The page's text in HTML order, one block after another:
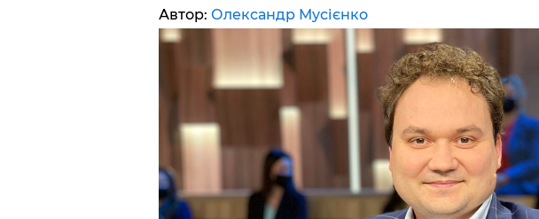
Автор: Олександр Мусієнко